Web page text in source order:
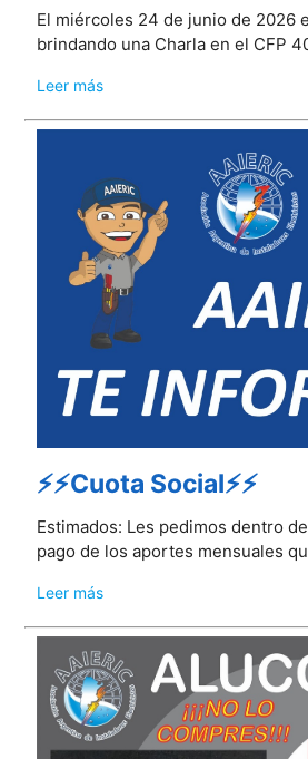
El miércoles 24 de junio de 2026
brindando una Charla en el CFP
Leer más
⚡⚡Cuota Social⚡⚡
Estimados: Les pedimos dentro
pago de los aportes mensuales
Leer más